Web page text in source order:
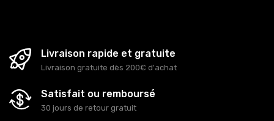
Livraison rapide et gratuite
Livraison gratuite dès 200€ d'achat
Satisfait ou remboursé
30 jours de retour gratuit